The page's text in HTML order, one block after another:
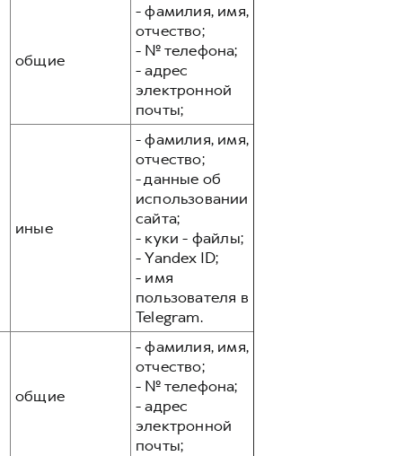
общие
- фамилия, имя,
отчество;
- № телефона;
- адрес
электронной
почты;
иные
- фамилия, имя,
отчество;
- данные об
использовании
сайта;
- куки - файлы;
- Yandex ID;
- имя
пользователя в
Telegram.
общие
- фамилия, имя,
отчество;
- № телефона;
- адрес
электронной
почты;